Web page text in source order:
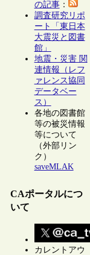
の記事：
調査研究リポ
ート「東日本
大震災と図書
館」
地震・災害 関
連情報（レフ
ァレンス協同
データベー
ス）
各地の図書館
等の被災情報
等について
（外部リン
ク）
saveMLAK
CAポータルにつ
いて
カレントアウ